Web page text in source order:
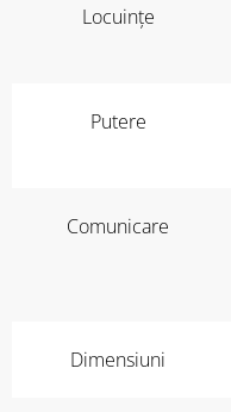
Locuințe
Putere
Comunicare
Dimensiuni